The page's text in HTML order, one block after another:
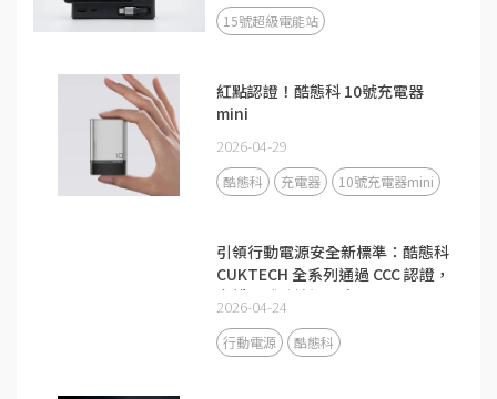
15號超級電能站
紅點認證！酷態科 10號充電器
mini
2026-04-29
酷態科 充電器 10號充電器mini
引領行動電源安全新標準：酷態科
CUKTECH 全系列通過 CCC 認證，
守護全球跨境通關安全
2026-04-24
行動電源 酷態科